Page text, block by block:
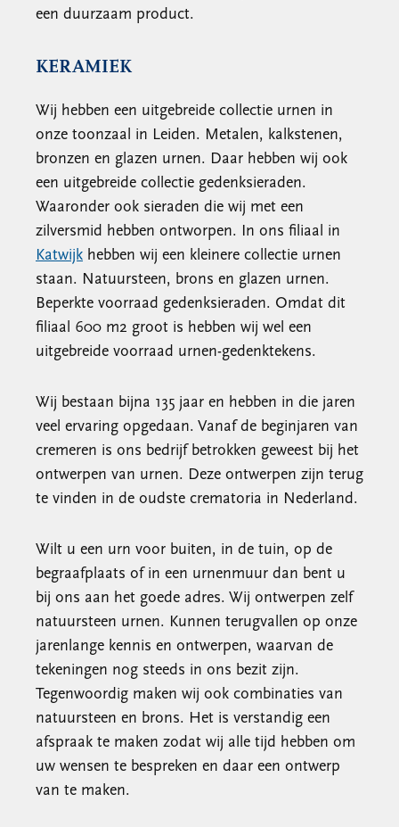
een duurzaam product.
KERAMIEK
Wij hebben een uitgebreide collectie urnen in
onze toonzaal in Leiden. Metalen, kalkstenen,
bronzen en glazen urnen. Daar hebben wij ook
een uitgebreide collectie gedenksieraden.
Waaronder ook sieraden die wij met een
zilversmid hebben ontworpen. In ons filiaal in
Katwijk hebben wij een kleinere collectie urnen
staan. Natuursteen, brons en glazen urnen.
Beperkte voorraad gedenksieraden. Omdat dit
filiaal 600 m2 groot is hebben wij wel een
uitgebreide voorraad urnen-gedenktekens.
Wij bestaan bijna 135 jaar en hebben in die jaren
veel ervaring opgedaan. Vanaf de beginjaren van
cremeren is ons bedrijf betrokken geweest bij het
ontwerpen van urnen. Deze ontwerpen zijn terug
te vinden in de oudste crematoria in Nederland.
Wilt u een urn voor buiten, in de tuin, op de
begraafplaats of in een urnenmuur dan bent u
bij ons aan het goede adres. Wij ontwerpen zelf
natuursteen urnen. Kunnen terugvallen op onze
jarenlange kennis en ontwerpen, waarvan de
tekeningen nog steeds in ons bezit zijn.
Tegenwoordig maken wij ook combinaties van
natuursteen en brons. Het is verstandig een
afspraak te maken zodat wij alle tijd hebben om
uw wensen te bespreken en daar een ontwerp
van te maken.